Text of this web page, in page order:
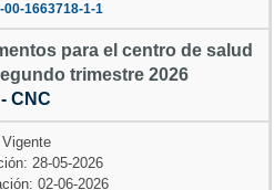
00-1663718-1-1
para el centro de salud
trimestre 2026
- CNC
Vigente
28-05-2026
02-06-2026